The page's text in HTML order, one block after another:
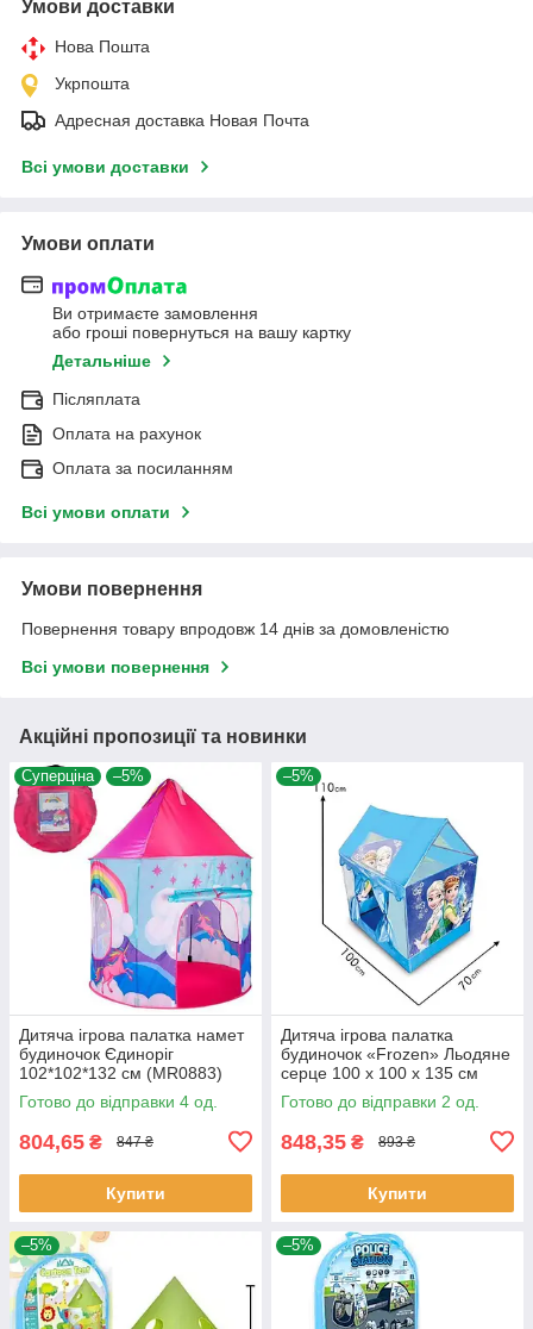
Умови доставки
Нова Пошта
Укрпошта
Адресная доставка Новая Почта
Всі умови доставки
Умови оплати
Ви отримаєте замовлення
або гроші повернуться на вашу картку
Детальніше
Післяплата
Оплата на рахунок
Оплата за посиланням
Всі умови оплати
Умови повернення
Повернення товару впродовж 14 днів за домовленістю
Всі умови повернення
Акційні пропозиції та новинки
Суперціна –5%
Дитяча ігрова палатка намет
будиночок Єдиноріг
102*102*132 см (MR0883)
Готово до відправки 4 од.
804,65 ₴ 847 ₴
Купити
–5%
Дитяча ігрова палатка
будиночок «Frozen» Льодяне
серце 100 х 100 х 135 см
(8022FZ-B)
Готово до відправки 2 од.
848,35 ₴ 893 ₴
Купити
–5% –5%